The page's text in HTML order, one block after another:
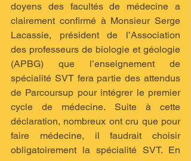
doyens des facultés de médecine a
clairement confirmé à Monsieur Serge
Lacassie, président de l’Association
des professeurs de biologie et géologie
(APBG) que l’enseignement de
spécialité SVT fera partie des attendus
de Parcoursup pour intégrer le premier
cycle de médecine. Suite à cette
déclaration, nombreux ont cru que pour
faire médecine, il faudrait choisir
obligatoirement la spécialité SVT. En